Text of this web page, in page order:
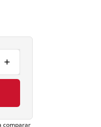
comparar